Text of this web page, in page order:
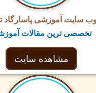
آموزشی پاسارگاد تاباک
ترین مقالات آموزشی
مشاهده سایت